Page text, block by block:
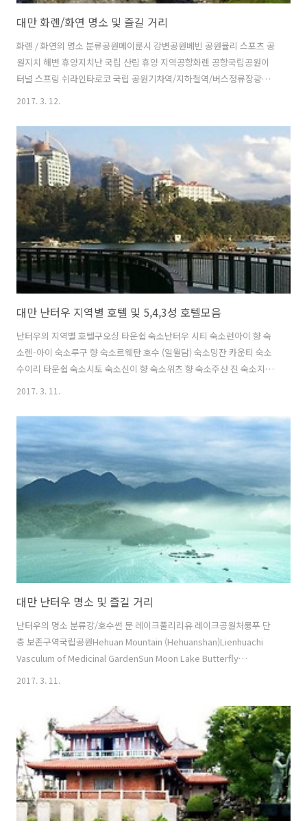
대만 화롄/화연 명소 및 즐길 거리
화롄 / 화연의 명소 분류공원메이룬시 강변공원베빈 공원율리 스포츠 공
원지치 해변 휴양지치난 국립 산림 휴양 지역공항화롄 공항국립공원이
터널 스프링 쉬라인타로코 국립 공원기차역/지하철역/버스정류장광푸
기차역동주 기차역둥리 기차역루에수에 기차역서우펑 기차역율리 기차
차역놀이공원/테마파크화롄 오션 파크화롄 컬츄럴 앤드 크리에이티브
인더스트리스 파크대학강쿠시 초등학교국립 화롄 고등학교국립 화롄 농
업 고등학교다오샹 초등학교다진 초등학교동리 초등학교동화 국립 대학
교류슈 초등학교밍 롄 초등학교밍이 초등학교율리 고등학교핑허 시 초
등학교화렌 초등학교후베이 중학교도서관화롄 시 도서관명소/관광지
Liu Shi Dan Mountain Scenery AreaShin K..
2017. 3. 12.
대만 난터우 지역별 호텔 및 5,4,3성 호텔모음
난터우의 지역별 호텔구오싱 타운쉽 숙소난터우 시티 숙소런아이 향 숙
소렌-아이 숙소루구 향 숙소르웨탄 호수 (일월담) 숙소밍잔 카운티 숙소
수이리 타운쉽 숙소시토 숙소신이 향 숙소위츠 향 숙소주산 진 숙소지지
호텔더 웬 완 리조트더 크리스탈 리조트 선 문 레이크타이 이 레드 메이
플 리조트풀리 핫 스프링 리조트플루 드 친느 호텔난터우의 4성급 호텔
JK 하우스뉴 에라 아트 리조트 앤 스파레아레아 가든 호텔- 선 문 레이크
- 선르 미디 호텔리아리아 가든 호텔-썬 문 레이크-문밍 깅 팜선 문 레이
크 호텔스마일 아크 홈스테이스파 홈 선 문 레이크 럭셔리 레이크사이드
호텔에오스 ..
2017. 3. 11.
대만 난터우 명소 및 즐길 거리
난터우의 명소 분류강/호수썬 문 레이크풀리리유 레이크공원처룽푸 단
층 보존구역국립공원Hehuan Mountain (Hehuanshan)Lienhuachi
Vasculum of Medicinal GardenSun Moon Lake Butterfly
GardenXiapen Nature Education Garden Area선 링크 씨시토우 네
버스정류장썬 문 레이크 로프웨이 역주오수이 역지지 트레인 스테이션
놀이공원/테마파크킹 가든대학국립 치난 대학교명소/관광지더 우 슈 밤
부 차콜 킬른 컬처 파크동푸 핫스프링로터스 포리스트바통관 셔랴오 트
레일뱀부 컬처 파크성룽옌 폭포수이리 스나케킬른 세라믹 컬처럴 파크
슈앙시 서스펜션 브릿지스몰 스위스 가든스카이 브리지..
2017. 3. 11.